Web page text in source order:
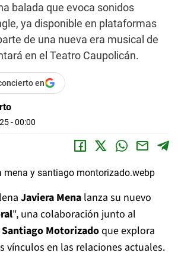
balada que evoca sonidos
ya disponible en plataformas
de una nueva era musical de
en el Teatro Caupolicán.
en
- 00:00
Javiera Mena lanza su nuevo
", una colaboración junto al
Santiago Motorizadoque explora
vínculos en las relaciones actuales.